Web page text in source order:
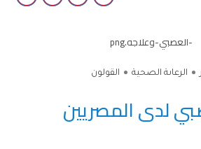
الرعاىة الصحية القولون
لدى المصريين